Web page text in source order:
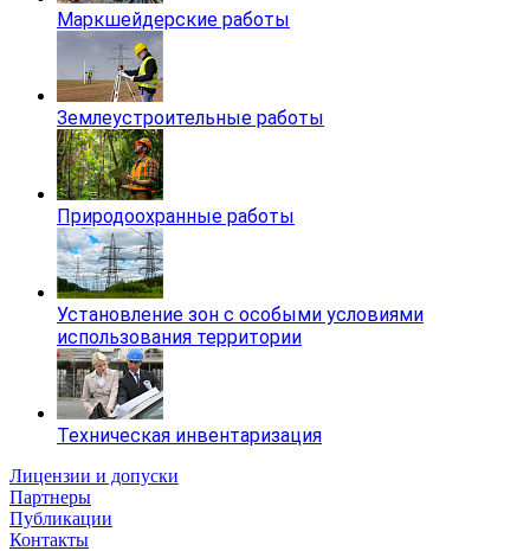
Маркшейдерские работы
Землеустроительные работы
Природоохранные работы
Установление зон с особыми условиями
использования территории
Техническая инвентаризация
Лицензии и допуски
Партнеры
Публикации
Контакты